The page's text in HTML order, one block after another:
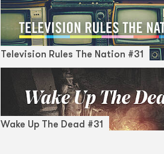
Television Rules The Nation #31
Wake Up The Dead #31